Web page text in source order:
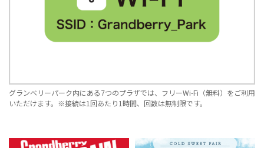
グランベリーパーク内にある7つのプラザでは、フリーWi-Fi（無料）をご利用
いただけます。※接続は1回あたり1時間、回数は無制限です。